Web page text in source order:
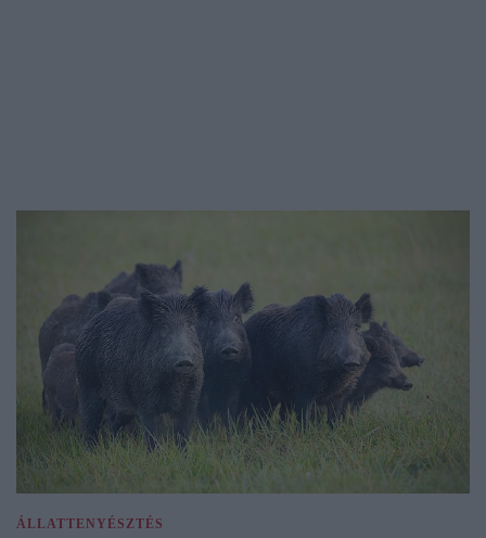
ÁLLATTENYÉSZTÉS